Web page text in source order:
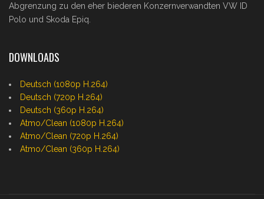
Abgrenzung zu den eher biederen Konzernverwandten VW ID
Polo und Skoda Epiq.
DOWNLOADS
Deutsch (1080p H.264)
Deutsch (720p H.264)
Deutsch (360p H.264)
Atmo/Clean (1080p H.264)
Atmo/Clean (720p H.264)
Atmo/Clean (360p H.264)